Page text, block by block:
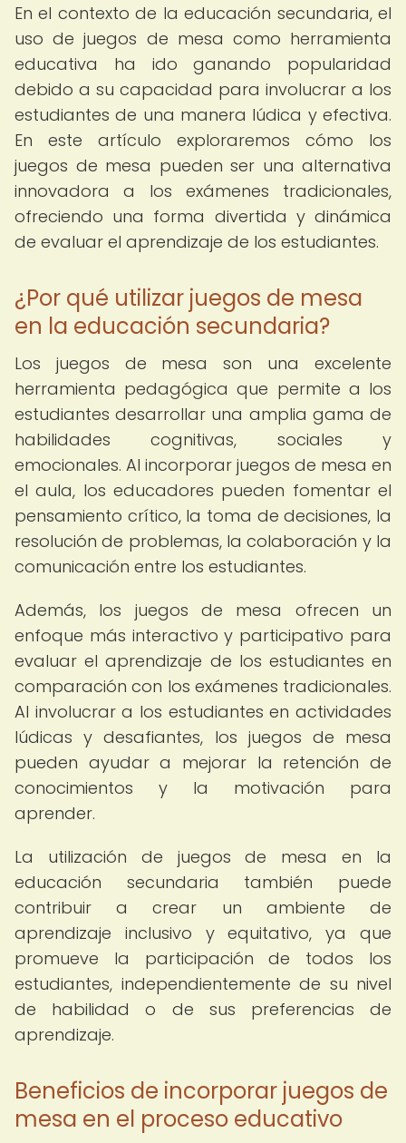
En el contexto de la educación secundaria, el
uso de juegos de mesa como herramienta
educativa ha ido ganando popularidad
debido a su capacidad para involucrar a los
estudiantes de una manera lúdica y efectiva.
En este artículo exploraremos cómo los
juegos de mesa pueden ser una alternativa
innovadora a los exámenes tradicionales,
ofreciendo una forma divertida y dinámica
de evaluar el aprendizaje de los estudiantes.
¿Por qué utilizar juegos de mesa
en la educación secundaria?
Los juegos de mesa son una excelente
herramienta pedagógica que permite a los
estudiantes desarrollar una amplia gama de
habilidades cognitivas, sociales y
emocionales. Al incorporar juegos de mesa en
el aula, los educadores pueden fomentar el
pensamiento crítico, la toma de decisiones, la
resolución de problemas, la colaboración y la
comunicación entre los estudiantes.
Además, los juegos de mesa ofrecen un
enfoque más interactivo y participativo para
evaluar el aprendizaje de los estudiantes en
comparación con los exámenes tradicionales.
Al involucrar a los estudiantes en actividades
lúdicas y desafiantes, los juegos de mesa
pueden ayudar a mejorar la retención de
conocimientos y la motivación para
aprender.
La utilización de juegos de mesa en la
educación secundaria también puede
contribuir a crear un ambiente de
aprendizaje inclusivo y equitativo, ya que
promueve la participación de todos los
estudiantes, independientemente de su nivel
de habilidad o de sus preferencias de
aprendizaje.
Beneficios de incorporar juegos de
mesa en el proceso educativo